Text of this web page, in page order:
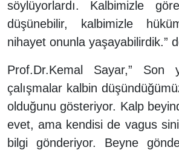
söylüyorlardı. Kalbimizle
düşünebilir, kalbimizle
nihayet onunla yaşayabilirdik.”
Prof.Dr.Kemal Sayar,” Son
çalışmalar kalbin
olduğunu gösteriyor. Kalp
evet, ama kendisi de vagus
bilgi gönderiyor. Beyne